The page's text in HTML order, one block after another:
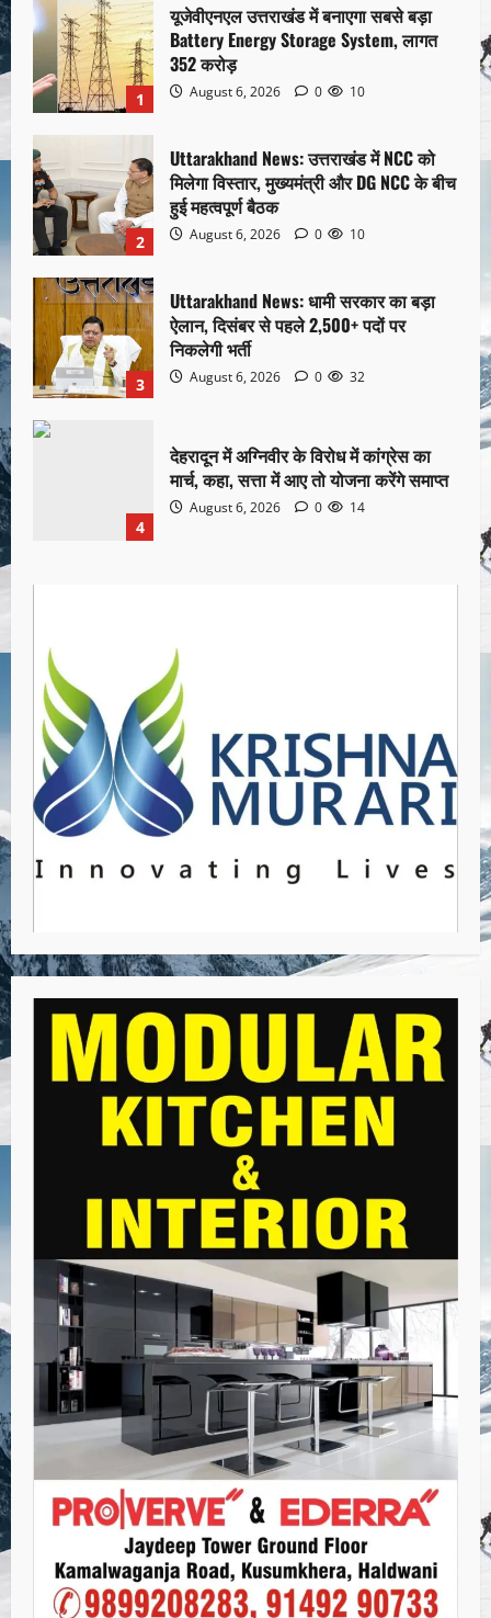
1
यूजेवीएनएल उत्तराखंड में बनाएगा सबसे बड़ा
Battery Energy Storage System, लागत
352 करोड़
August 6, 2026 0 10
2
Uttarakhand News: उत्तराखंड में NCC को
मिलेगा विस्तार, मुख्यमंत्री और DG NCC के बीच
हुई महत्वपूर्ण बैठक
August 6, 2026 0 10
3
Uttarakhand News: धामी सरकार का बड़ा
ऐलान, दिसंबर से पहले 2,500+ पदों पर
निकलेगी भर्ती
August 6, 2026 0 32
4
देहरादून में अग्निवीर के विरोध में कांग्रेस का
मार्च, कहा, सत्ता में आए तो योजना करेंगे समाप्त
August 6, 2026 0 14